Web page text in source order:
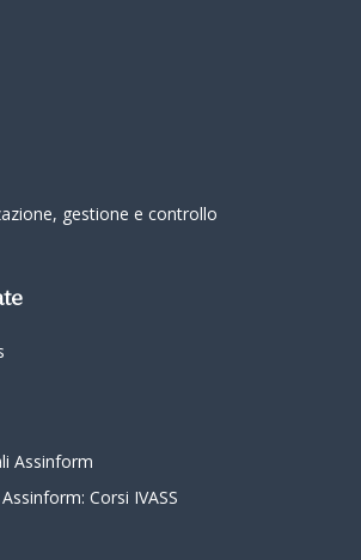
gestione e controllo
Assinform
Corsi IVASS